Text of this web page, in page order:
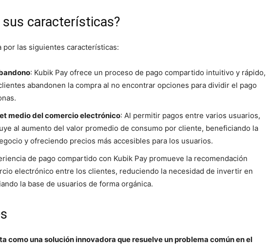
sus características?
por las siguientes características:
: Kubik Pay ofrece un proceso de pago compartido intuitivo y rápido,
abandonen la compra al no encontrar opciones para dividir el pago
medio del comercio electrónico: Al permitir pagos entre varios usuarios,
al aumento del valor promedio de consumo por cliente, beneficiando la
y ofreciendo precios más accesibles para los usuarios.
de pago compartido con Kubik Pay promueve la recomendación
electrónico entre los clientes, reduciendo la necesidad de invertir en
la base de usuarios de forma orgánica.
como una solución innovadora que resuelve un problema común en el